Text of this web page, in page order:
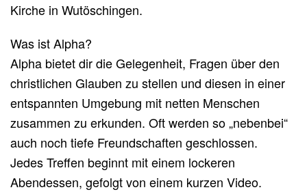
Kirche in Wutöschingen.
Was ist Alpha?
Alpha bietet dir die Gelegenheit, Fragen über den
christlichen Glauben zu stellen und diesen in einer
entspannten Umgebung mit netten Menschen
zusammen zu erkunden. Oft werden so „nebenbei“
auch noch tiefe Freundschaften geschlossen.
Jedes Treffen beginnt mit einem lockeren
Abendessen, gefolgt von einem kurzen Video.